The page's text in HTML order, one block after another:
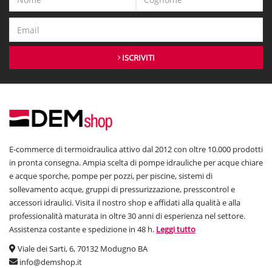
ISCRIVITI
E-commerce di termoidraulica attivo dal 2012 con oltre 10.000 prodotti
in pronta consegna. Ampia scelta di pompe idrauliche per acque chiare
e acque sporche, pompe per pozzi, per piscine, sistemi di
sollevamento acque, gruppi di pressurizzazione, presscontrol e
accessori idraulici. Visita il nostro shop e affidati alla qualità e alla
professionalità maturata in oltre 30 anni di esperienza nel settore.
Assistenza costante e spedizione in 48 h. Leggi tutto
Viale dei Sarti, 6, 70132 Modugno BA
info@demshop.it